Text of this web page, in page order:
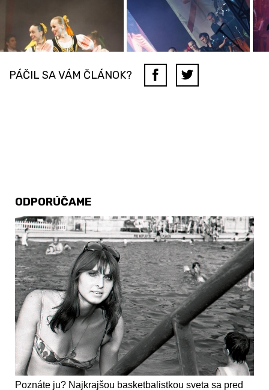
PÁČIL SA VÁM ČLÁNOK?
ODPORÚČAME
Poznáte ju? Najkrajšou basketbalistkou sveta sa pred